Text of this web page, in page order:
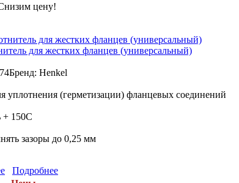
цену!
для жестких фланцев (универсальный)
Бренд: Henkel
уплотнения (герметизации) фланцевых соединений
+ 150С
зазоры до 0,25 мм
Подробнее